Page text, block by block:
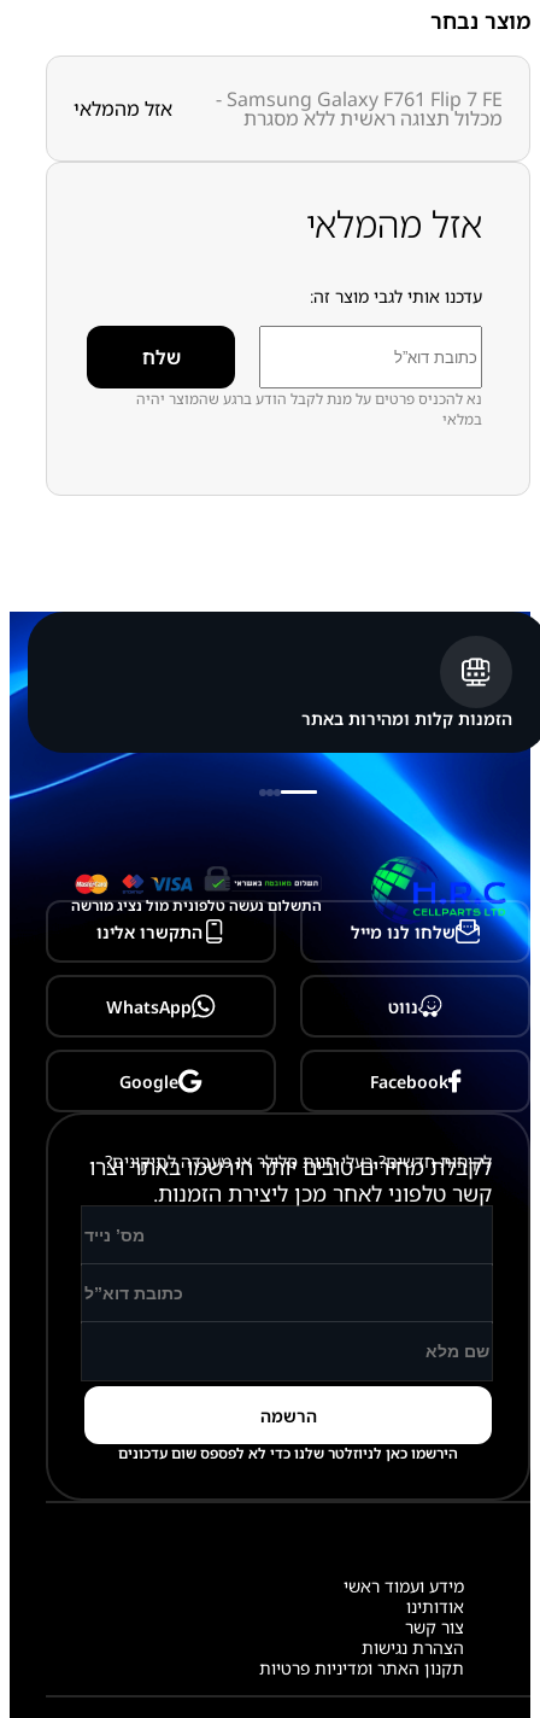
ללא מסגרת
מק״ט:
קטגוריות:Samsung Galaxy Z Flip 7 FE מתקפלים Z
מוצר נבחר
Samsung Galaxy F761 Flip 7 FE -
מכלול תצוגה ראשית ללא מסגרת אזל מהמלאי
אזל מהמלאי
עדכנו אותי לגבי מוצר זה:
נא להכניס פרטים על מנת לקבל הודע ברגע שהמוצר יהיה
במלאי
הזמנות קלות ומהירות באתר
התשלום נעשה טלפונית מול נציג מורשה
שלחו לנו מייל התקשרו אלינו
נווט WhatsApp
Facebook
Google
לקוחות חדשים? בעלי חנות סלולר או מעבדה לתיקונים?
לקבלת מחירים טובים יותר הירשמו באתר וצרו
קשר טלפוני לאחר מכן ליצירת הזמנות.
הירשמו כאן לניוזלטר שלנו כדי לא לפספס שום עדכונים
מידע ועמוד ראשי
אודותינו
צור קשר
הצהרת נגישות
תקנון האתר ומדיניות פרטיות